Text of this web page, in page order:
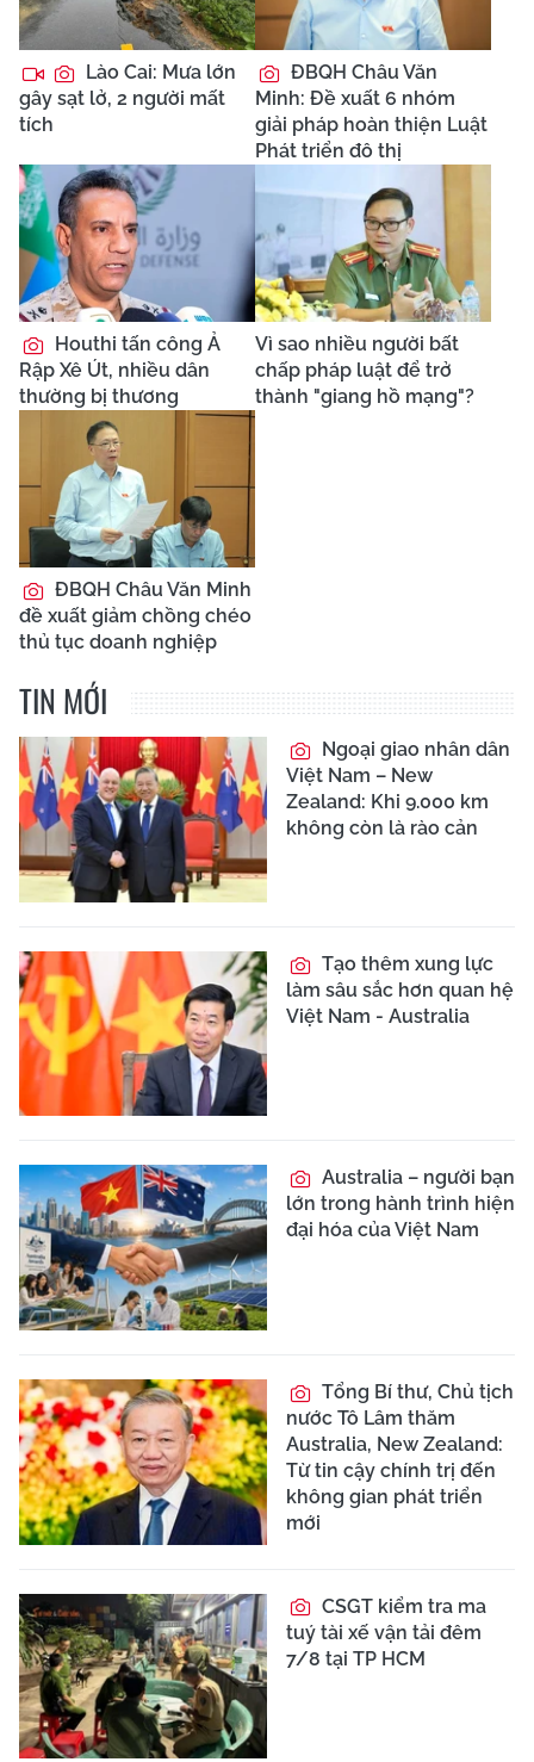
Lào Cai: Mưa lớn
gây sạt lở, 2 người mất
tích
ĐBQH Châu Văn
Minh: Đề xuất 6 nhóm
giải pháp hoàn thiện Luật
Phát triển đô thị
Houthi tấn công Ả
Rập Xê Út, nhiều dân
thường bị thương
Vì sao nhiều người bất
chấp pháp luật để trở
thành "giang hồ mạng"?
ĐBQH Châu Văn Minh
đề xuất giảm chồng chéo
thủ tục doanh nghiệp
TIN MỚI
Ngoại giao nhân dân
Việt Nam – New
Zealand: Khi 9.000 km
không còn là rào cản
Tạo thêm xung lực
làm sâu sắc hơn quan hệ
Việt Nam - Australia
Australia – người bạn
lớn trong hành trình hiện
đại hóa của Việt Nam
Tổng Bí thư, Chủ tịch
nước Tô Lâm thăm
Australia, New Zealand:
Từ tin cậy chính trị đến
không gian phát triển
mới
CSGT kiểm tra ma
tuý tài xế vận tải đêm
7/8 tại TP HCM